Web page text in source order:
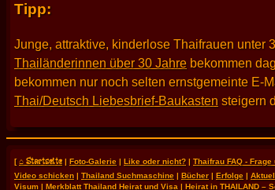
Tipp:
Junge, attraktive, kinderlose Thaifrauen unter
Thailänderinnen über 30 Jahre bekommen
bekommen nur noch selten ernstgemeinte E-
Thai/Deutsch Liebesbrief-Baukasten steigern
[⌂ Startseite| Foto-Galerie | Like oder nicht? | Thaifrau FAQ - Frage
Video schicken| Thailand Suchmaschine | Bücher | Erfolge |
Visum | Merkblatt Thailand Heirat und Visa | Heirat in THAILAND –